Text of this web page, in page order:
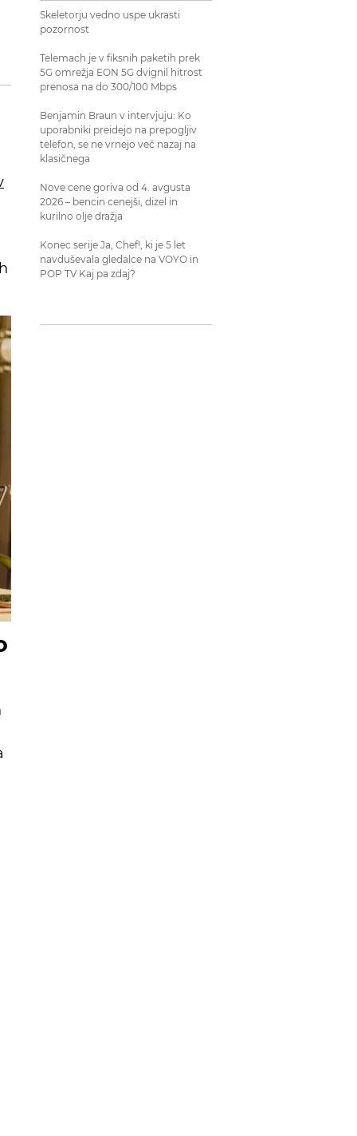
Skeletorju vedno uspe ukrasti
pozornost
Telemach je v fiksnih paketih prek
5G omrežja EON 5G dvignil hitrost
prenosa na do 300/100 Mbps
Benjamin Braun v intervjuju: Ko
uporabniki preidejo na prepogljiv
telefon, se ne vrnejo več nazaj na
klasičnega
Nove cene goriva od 4. avgusta
2026 – bencin cenejši, dizel in
kurilno olje dražja
Konec serije Ja, Chef!, ki je 5 let
navduševala gledalce na VOYO in
POP TV Kaj pa zdaj?